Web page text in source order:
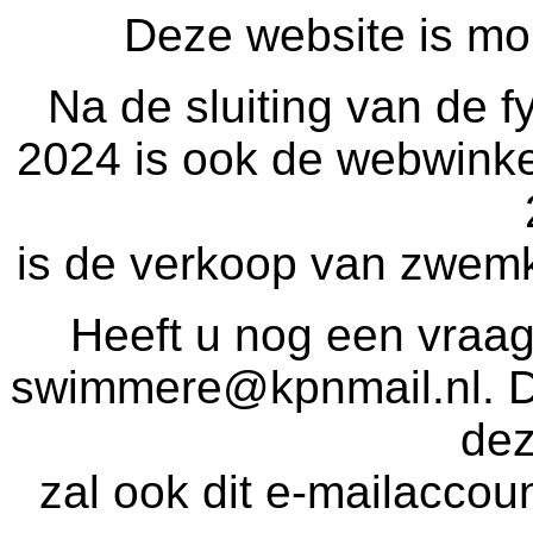
Deze website is
Na de sluiting van de
2024 is ook de
is de verkoop van
Heeft u nog een
swimmere@kpnmail.nl.
zal ook dit e-